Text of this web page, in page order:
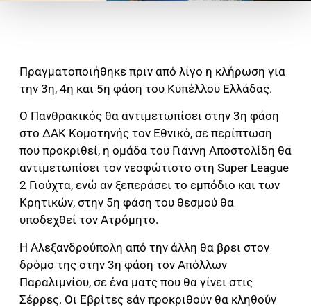
Πραγματοποιήθηκε πριν από λίγο η κλήρωση για
την 3η, 4η και 5η φάση του Κυπέλλου Ελλάδας.
Ο Πανθρακικός θα αντιμετωπίσει στην 3η φάση
στο ΔΑΚ Κομοτηνής τον Εθνικό, σε περίπτωση
που προκριθεί, η ομάδα του Γιάννη Αποστολίδη θα
αντιμετωπίσει τον νεοφώτιστο στη Super League
2 Γιούχτα, ενώ αν ξεπεράσει το εμπόδιο και των
Κρητικών, στην 5η φάση του θεσμού θα
υποδεχθεί τον Ατρόμητο.
Η Αλεξανδρούπολη από την άλλη θα βρει στον
δρόμο της στην 3η φάση τον Απόλλων
Παραλιμνίου, σε ένα ματς που θα γίνει στις
Σέρρες. Οι Εβρίτες εάν προκριθούν θα κληθούν